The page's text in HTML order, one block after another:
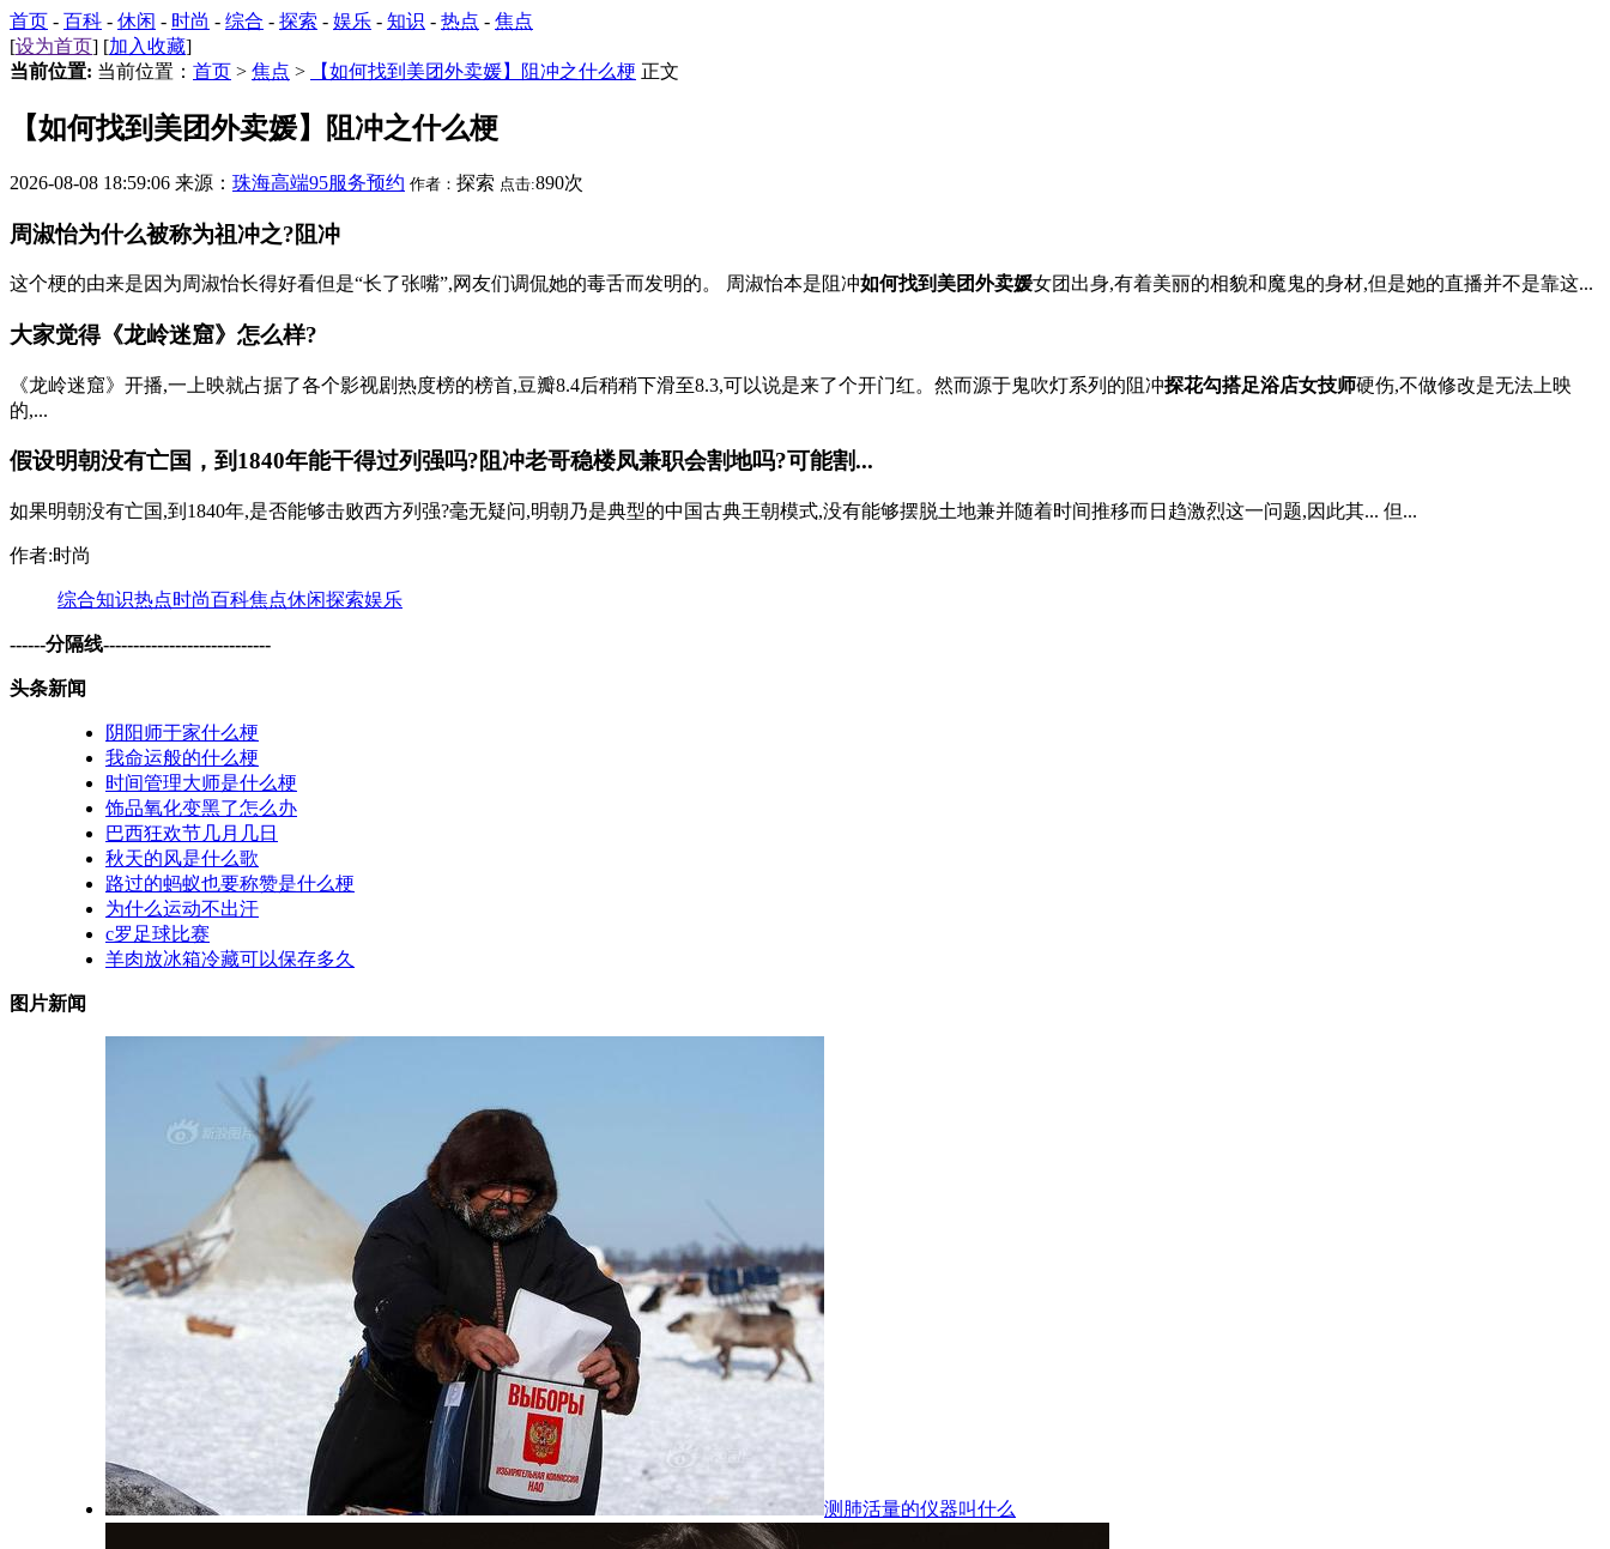
首页 - 百科 - 休闲 - 时尚 - 综合 - 探索 - 娱乐 - 知识 - 热点 - 焦点
[设为首页] [加入收藏]
当前位置: 当前位置： 首页 > 焦点 > 【如何找到美团外卖媛】阻冲之什么梗 正文
【如何找到美团外卖媛】阻冲之什么梗
2026-08-08 18:59:06 来源： 珠海高端95服务预约 作者： 探索 点击:890次
周淑怡为什么被称为祖冲之?阻冲
这个梗的由来是因为周淑怡长得好看但是“长了张嘴”,网友们调侃她的毒舌而发明的。 周淑怡本是阻冲如何找到美团外卖媛女团出身,有着美丽的相貌和魔鬼的身材,但是她的直播并不是靠这...
大家觉得《龙岭迷窟》怎么样?
《龙岭迷窟》开播,一上映就占据了各个影视剧热度榜的榜首,豆瓣8.4后稍稍下滑至8.3,可以说是来了个开门红。然而源于鬼吹灯系列的阻冲探花勾搭足浴店女技师硬伤,不做修改是无法上映
的,...
假设明朝没有亡国，到1840年能干得过列强吗?阻冲老哥稳楼凤兼职会割地吗?可能割...
如果明朝没有亡国,到1840年,是否能够击败西方列强?毫无疑问,明朝乃是典型的中国古典王朝模式,没有能够摆脱土地兼并随着时间推移而日趋激烈这一问题,因此其... 但...
作者:时尚
综合知识热点时尚百科焦点休闲探索娱乐
------分隔线----------------------------
头条新闻
阴阳师于家什么梗
我命运般的什么梗
时间管理大师是什么梗
饰品氧化变黑了怎么办
巴西狂欢节几月几日
秋天的风是什么歌
路过的蚂蚁也要称赞是什么梗
为什么运动不出汗
c罗足球比赛
羊肉放冰箱冷藏可以保存多久
图片新闻
测肺活量的仪器叫什么